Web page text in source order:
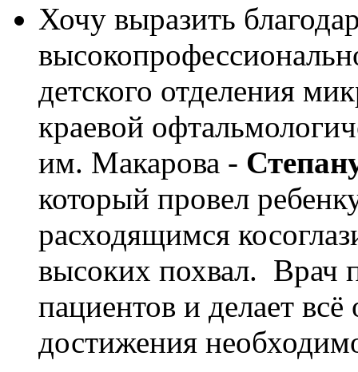
Хочу выразить
детского отделения
краевой
им. Макарова -
который провел
расходящимся
высоких похвал. Врач
пациентов и делает
достижения